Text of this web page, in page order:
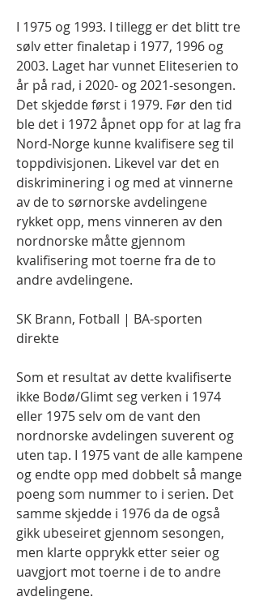
I 1975 og 1993. I tillegg er det blitt tre
sølv etter finaletap i 1977, 1996 og
2003. Laget har vunnet Eliteserien to
år på rad, i 2020- og 2021-sesongen.
Det skjedde først i 1979. Før den tid
ble det i 1972 åpnet opp for at lag fra
Nord-Norge kunne kvalifisere seg til
toppdivisjonen. Likevel var det en
diskriminering i og med at vinnerne
av de to sørnorske avdelingene
rykket opp, mens vinneren av den
nordnorske måtte gjennom
kvalifisering mot toerne fra de to
andre avdelingene.
SK Brann, Fotball | BA-sporten
direkte
Som et resultat av dette kvalifiserte
ikke Bodø/Glimt seg verken i 1974
eller 1975 selv om de vant den
nordnorske avdelingen suverent og
uten tap. I 1975 vant de alle kampene
og endte opp med dobbelt så mange
poeng som nummer to i serien. Det
samme skjedde i 1976 da de også
gikk ubeseiret gjennom sesongen,
men klarte opprykk etter seier og
uavgjort mot toerne i de to andre
avdelingene.